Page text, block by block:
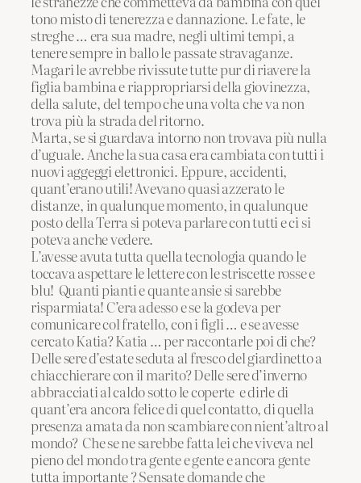
tono misto di tenerezza e dannazione. Le fate, le
streghe … era sua madre, negli ultimi tempi, a
tenere sempre in ballo le passate stravaganze.
Magari le avrebbe rivissute tutte pur di riavere la
figlia bambina e riappropriarsi della giovinezza,
della salute, del tempo che una volta che va non
trova più la strada del ritorno.
Marta, se si guardava intorno non trovava più nulla
d’uguale. Anche la sua casa era cambiata con tutti i
nuovi aggeggi elettronici. Eppure, accidenti,
quant’erano utili! Avevano quasi azzerato le
distanze, in qualunque momento, in qualunque
posto della Terra si poteva parlare con tutti e ci si
poteva anche vedere.
L’avesse avuta tutta quella tecnologia quando le
toccava aspettare le lettere con le striscette rosse e
blu! Quanti pianti e quante ansie si sarebbe
risparmiata! C’era adesso e se la godeva per
comunicare col fratello, con i figli … e se avesse
cercato Katia? Katia … per raccontarle poi di che?
Delle sere d’estate seduta al fresco del giardinetto a
chiacchierare con il marito? Delle sere d’inverno
abbracciati al caldo sotto le coperte e dirle di
quant’era ancora felice di quel contatto, di quella
presenza amata da non scambiare con nient’altro al
mondo? Che se ne sarebbe fatta lei che viveva nel
pieno del mondo tra gente e gente e ancora gente
tutta importante ? Sensate domande che